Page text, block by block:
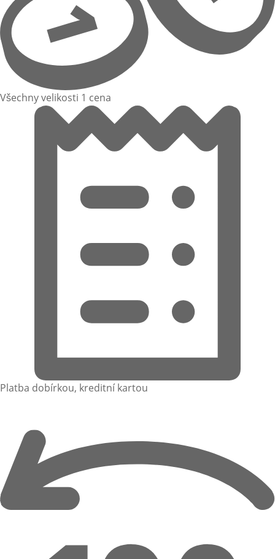
Všechny velikosti 1 cena
Platba dobírkou, kreditní kartou